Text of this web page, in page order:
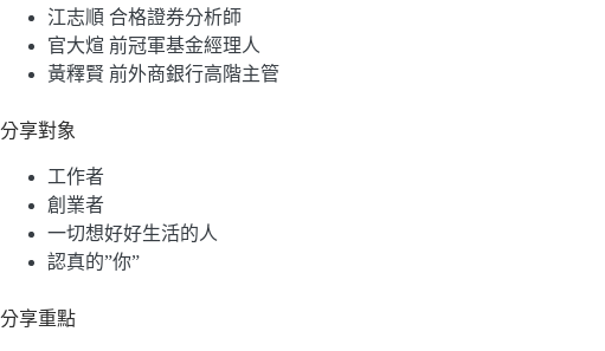
江志順 合格證券分析師
官大煊 前冠軍基金經理人
黃釋賢 前外商銀行高階主管
分享對象
工作者
創業者
一切想好好生活的人
認真的”你”
分享重點